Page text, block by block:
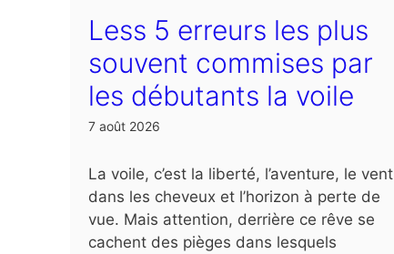
Less 5 erreurs les plus
souvent commises par
les débutants la voile
7 août 2026
La voile, c’est la liberté, l’aventure, le vent
dans les cheveux et l’horizon à perte de
vue. Mais attention, derrière ce rêve se
cachent des pièges dans lesquels